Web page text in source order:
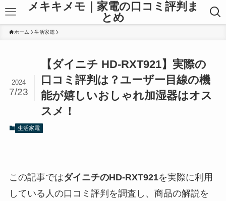
メキキメモ｜家電の口コミ評判ま
とめ
ホーム 生活家電
【ダイニチ HD-RXT921】実際の
口コミ評判は？ユーザー目線の機
能が嬉しいおしゃれ加湿器はオス
スメ！
2024
7/23
生活家電
この記事ではダイニチのHD-RXT921を実際に利用
している人の口コミ評判を調査し、商品の解説を